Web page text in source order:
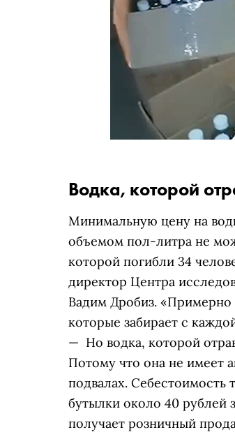
Водка, которой
Минимальную цену на
объемом пол-литра не
которой погибли 34
директор Центра
Вадим Дробиз. «Примерно
которые забирает с
— Но водка, которой
Потому что она не имеет
подвалах.
бутылки около 40 рублей
получает розничный